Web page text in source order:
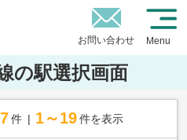
お問い合わせ Menu
の駅選択画面
件 1～19 件を表示